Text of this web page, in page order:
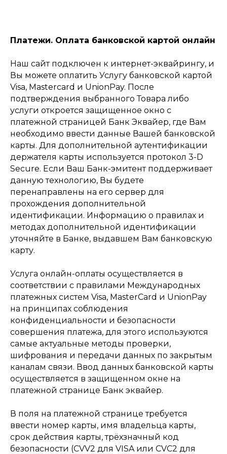
Платежи. Оплата банковской картой онлайн
Наш сайт подключен к интернет-эквайрингу, и
Вы можете оплатить Услугу банковской картой
Visa, Mastercard и UnionPay. После
подтверждения выбранного Товара либо
услуги откроется защищенное окно с
платежной страницей Банк Эквайер, где Вам
необходимо ввести данные Вашей банковской
карты. Для дополнительной аутентификации
держателя карты используется протокол 3-D
Secure. Если Ваш Банк-эмитент поддерживает
данную технологию, Вы будете
перенаправлены на его сервер для
прохождения дополнительной
идентификации. Информацию о правилах и
методах дополнительной идентификации
уточняйте в Банке, выдавшем Вам банковскую
карту.
Услуга онлайн-оплаты осуществляется в
соответствии с правилами Международных
платежных систем Visa, MasterCard и UnionPay
на принципах соблюдения
конфиденциальности и безопасности
совершения платежа, для этого используются
самые актуальные методы проверки,
шифрования и передачи данных по закрытым
каналам связи. Ввод данных банковской карты
осуществляется в защищенном окне на
платежной странице Банк эквайер.
В поля на платежной странице требуется
ввести номер карты, имя владельца карты,
срок действия карты, трёхзначный код
безопасности (CVV2 для VISA или CVC2 для